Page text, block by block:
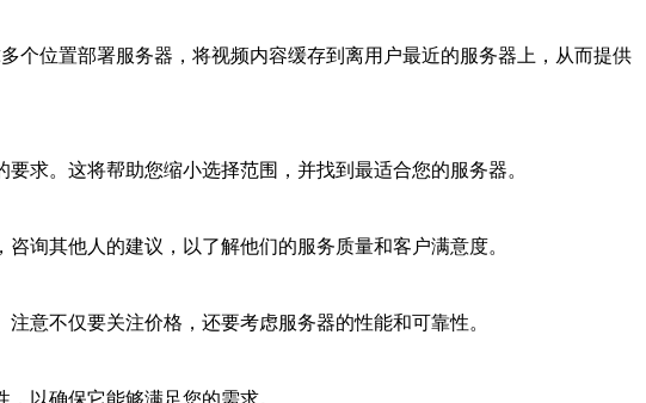
个位置部署服务器，将视频内容缓存到离用户最近的服务器上，从而提供
求。这将帮助您缩小选择范围，并找到最适合您的服务器。
询其他人的建议，以了解他们的服务质量和客户满意度。
意不仅要关注价格，还要考虑服务器的性能和可靠性。
以确保它能够满足您的需求。